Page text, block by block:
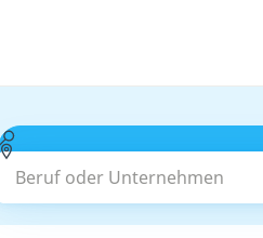
Beruf oder Unternehmen